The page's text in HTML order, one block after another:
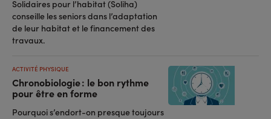
Solidaires pour l’habitat (Soliha)
conseille les seniors dans l’adaptation
de leur habitat et le financement des
travaux.
Chronobiologie : le bon rythme
pour être en forme
ACTIVITÉ PHYSIQUE
Pourquoi s’endort-on presque toujours